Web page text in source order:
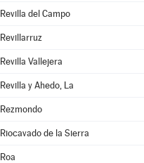
Revilla del Campo
Revillarruz
Revilla Vallejera
Revilla y Ahedo, La
Rezmondo
Riocavado de la Sierra
Roa